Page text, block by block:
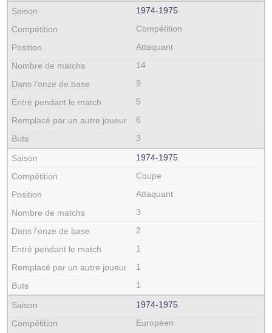
1974‑1975
Compétition
Attaquant
14
9
5
6
3
1974‑1975
Coupe
Attaquant
3
2
1
1
1
1974‑1975
Européen